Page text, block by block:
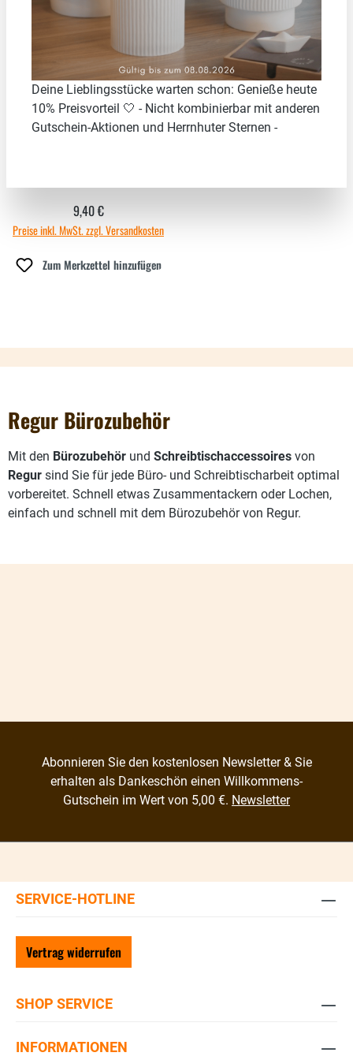
Regulärer Preis:
9,40 €
Preise inkl. MwSt. zzgl. Versandkosten
Zum Merkzettel hinzufügen
Regur Bürozubehör
Mit den Bürozubehör und Schreibtischaccessoires von
Regur sind Sie für jede Büro- und Schreibtischarbeit optimal
vorbereitet. Schnell etwas Zusammentackern oder Lochen,
einfach und schnell mit dem Bürozubehör von Regur.
Abonnieren Sie den kostenlosen Newsletter & Sie
erhalten als Dankeschön einen Willkommens-
Gutschein im Wert von 5,00 €. Newsletter
SERVICE-HOTLINE
Vertrag widerrufen
SHOP SERVICE
INFORMATIONEN
Deine Lieblingsstücke warten schon: Genieße heute
10% Preisvorteil 🤍 - Nicht kombinierbar mit anderen
Gutschein-Aktionen und Herrnhuter Sternen -